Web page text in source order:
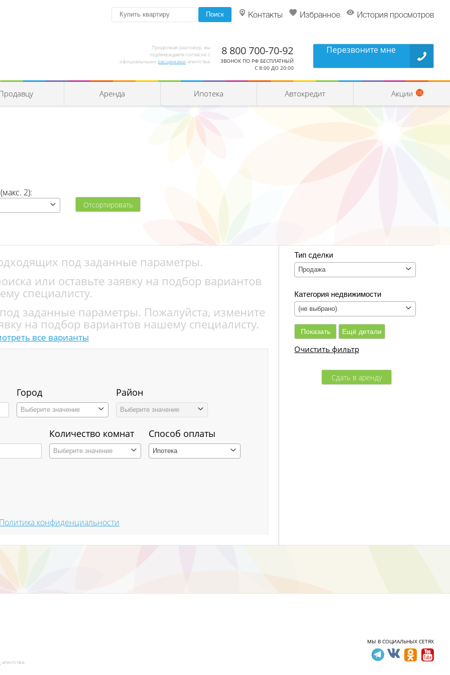
Контакты Избранное История просмотров
Продолжая разговор, вы
подтверждаете согласие с
официальными расценками агентства.
8 800 700-70-92
ЗВОНОК ПО РФ БЕСПЛАТНЫЙ
С 8:00 ДО 20:00
Перезвоните мне
Аренда Ипотека Автокредит Акции 16
2):
Отсортировать
под заданные параметры.
или оставьте заявку на подбор вариантов
специалисту.
заданные параметры. Пожалуйста, измените
на подбор вариантов нашему специалисту.
все варианты
Город
Выберите значение
Район
Выберите значение
Количество комнат
Выберите значение
Способ оплаты
Ипотека
Политика конфиденциальности
Тип сделки
Продажа
Категория недвижимости
(не выбрано)
Очистить фильтр
Сдать в аренду
агентства.
МЫ В СОЦИАЛЬНЫХ СЕТЯХ